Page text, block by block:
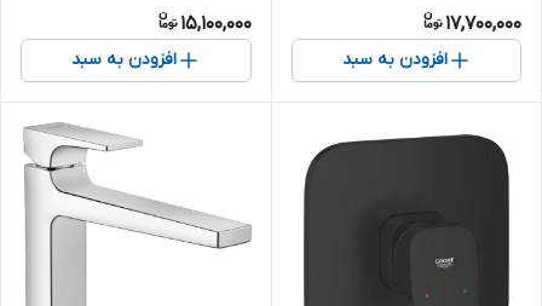
17,700,000
افزودن به سبد
15,100,000
افزودن به سبد